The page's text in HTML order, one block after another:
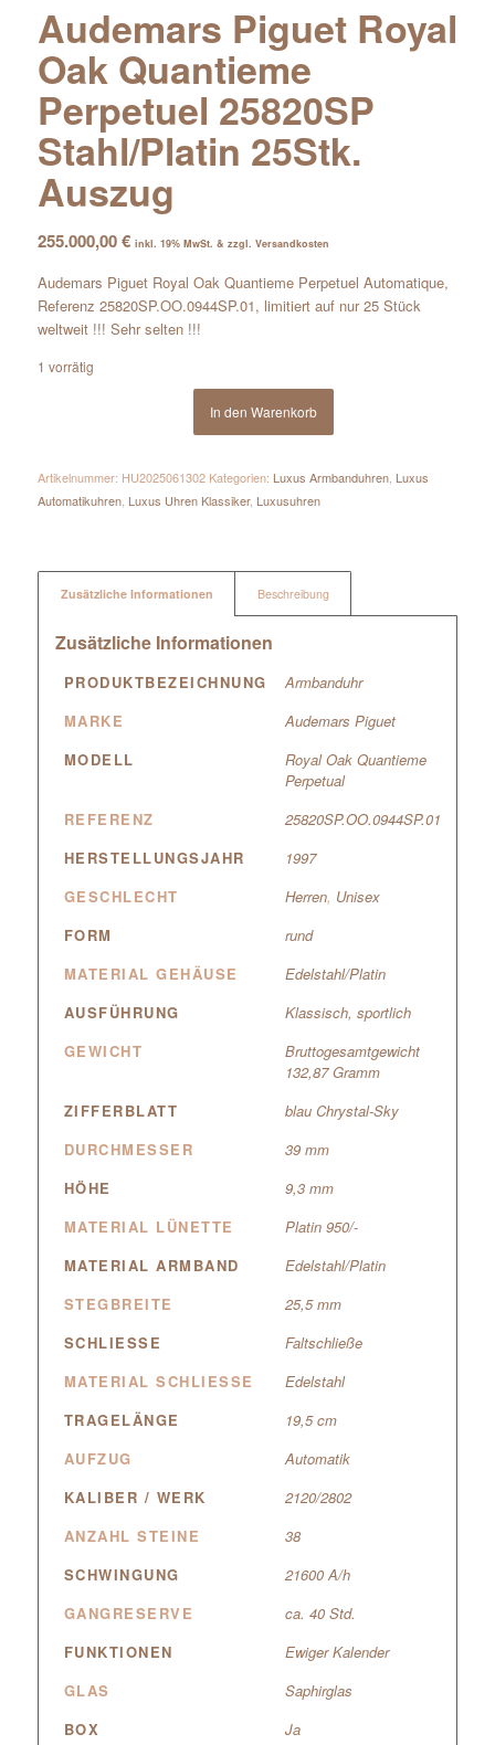
Audemars Piguet Royal
Oak Quantieme
Perpetuel 25820SP
Stahl/Platin 25Stk.
Auszug
255.000,00€ inkl. 19% MwSt. & zzgl. Versandkosten
Audemars Piguet Royal Oak Quantieme Perpetuel Automatique,
Referenz 25820SP.OO.0944SP.01, limitiert auf nur 25 Stück
weltweit !!! Sehr selten !!!
1 vorrätig
In den Warenkorb
Artikelnummer: HU2025061302 Kategorien: Luxus Armbanduhren, Luxus
Automatikuhren, Luxus Uhren Klassiker, Luxusuhren
Zusätzliche Informationen Beschreibung
Zusätzliche Informationen
PRODUKTBEZEICHNUNG
Armbanduhr
MARKE
Audemars Piguet
MODELL
Royal Oak Quantieme
Perpetual
REFERENZ
25820SP.OO.0944SP.01
HERSTELLUNGSJAHR
1997
GESCHLECHT
Herren, Unisex
FORM
rund
MATERIAL GEHÄUSE
Edelstahl/Platin
AUSFÜHRUNG
Klassisch, sportlich
GEWICHT
Bruttogesamtgewicht
132,87 Gramm
ZIFFERBLATT
blau Chrystal-Sky
DURCHMESSER
39 mm
HÖHE
9,3 mm
MATERIAL LÜNETTE
Platin 950/-
MATERIAL ARMBAND
Edelstahl/Platin
STEGBREITE
25,5 mm
SCHLIESSE
Faltschließe
MATERIAL SCHLIESSE
Edelstahl
TRAGELÄNGE
19,5 cm
AUFZUG
Automatik
KALIBER / WERK
2120/2802
ANZAHL STEINE
38
SCHWINGUNG
21600 A/h
GANGRESERVE
ca. 40 Std.
FUNKTIONEN
Ewiger Kalender
GLAS
Saphirglas
BOX
Ja